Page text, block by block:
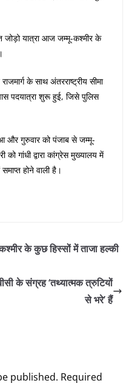
जोड़ो यात्रा आज जम्मू-कश्मीर के
के साथ अंतरराष्ट्रीय सीमा
पदयात्रा शुरू हुई, जिसे पुलिस
और गुरुवार को पंजाब से जम्मू-
गांधी द्वारा कांग्रेस मुख्यालय में
होने वाली है।
कश्मीर के कुछ हिस्सों में ताजा हल्की
के संग्रह ‘तथ्यात्मक त्रुटियों
से भरे’ हैं
published. Required